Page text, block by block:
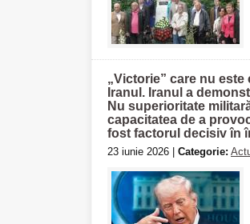
„Victorie” care nu
Iranul. Iranul a
Nu superioritate
capacitatea de a
fost factorul decisiv în
23 iunie 2026 | Categorie: